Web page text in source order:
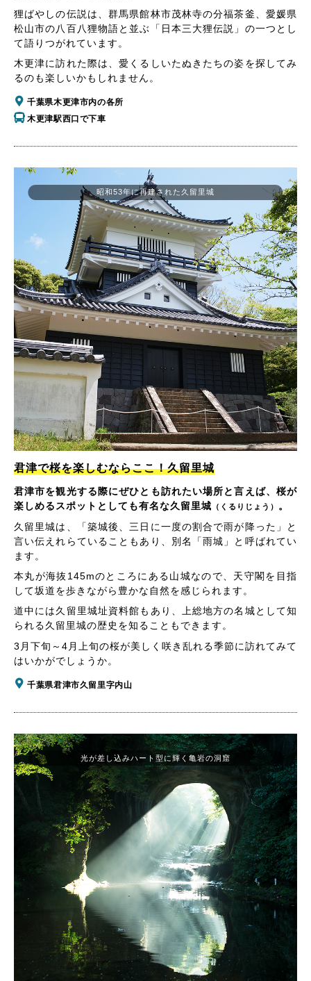
狸ばやしの伝説は、群馬県館林市茂林寺の分福茶釜、愛媛県
松山市の八百八狸物語と並ぶ「日本三大狸伝説」の一つとし
て語りつがれています。
木更津に訪れた際は、愛くるしいたぬきたちの姿を探してみ
るのも楽しいかもしれません。
千葉県木更津市内の各所
木更津駅西口で下車
君津で桜を楽しむならここ！久留里城
君津市を観光する際にぜひとも訪れたい場所と言えば、桜が
楽しめるスポットとしても有名な久留里城 （くるりじょう） 。
久留里城は、「築城後、三日に一度の割合で雨が降った」と
言い伝えれらていることもあり、別名「雨城」と呼ばれてい
ます。
本丸が海抜145mのところにある山城なので、天守閣を目指
して坂道を歩きながら豊かな自然を感じられます。
道中には久留里城址資料館もあり、上総地方の名城として知
られる久留里城の歴史を知ることもできます。
3月下旬～4月上旬の桜が美しく咲き乱れる季節に訪れてみて
はいかがでしょうか。
千葉県君津市久留里字内山
昭和53年に再建された久留里城
光が差し込みハート型に輝く亀岩の洞窟